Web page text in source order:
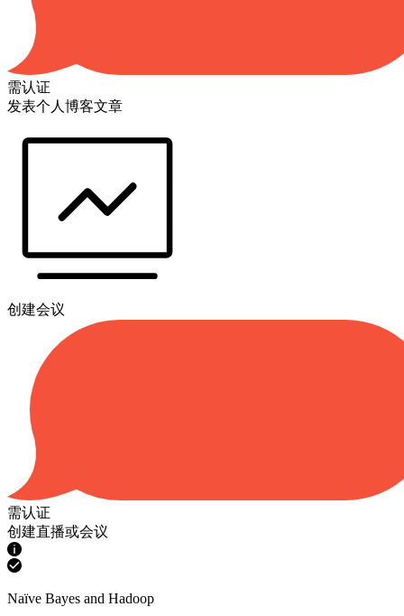
需认证
发表个人博客文章
创建会议
需认证
创建直播或会议
Naïve Bayes and Hadoop